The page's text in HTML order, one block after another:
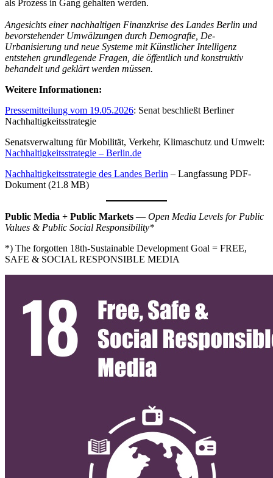
als Prozess in Gang gehalten werden.
Angesichts einer nachhaltigen Finanzkrise des Landes Berlin und
bevorstehender Umwälzungen durch Demografie, De-
Urbanisierung und neue Systeme mit Künstlicher Intelligenz
entstehen grundlegende Fragen, die öffentlich und konstruktiv
behandelt und geklärt werden müssen.
Weitere Informationen:
Pressemitteilung vom 19.05.2026: Senat beschließt Berliner
Nachhaltigkeitsstrategie
Senatsverwaltung für Mobilität, Verkehr, Klimaschutz und Umwelt:
Nachhaltigkeitsstrategie – Berlin.de
Nachhaltigkeitsstrategie des Landes Berlin – Langfassung PDF-
Dokument (21.8 MB)
Public Media + Public Markets — Open Media Levels for Public
Values & Public Social Responsibility*
*) The forgotten 18th-Sustainable Development Goal = FREE,
SAFE & SOCIAL RESPONSIBLE MEDIA